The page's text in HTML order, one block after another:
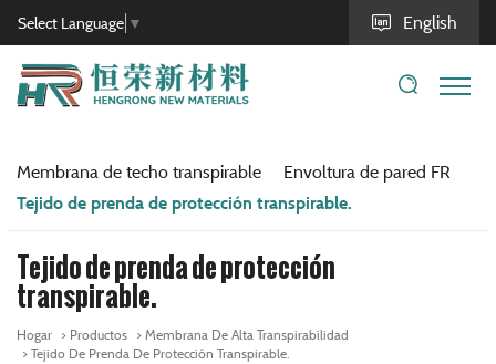
Select Language ▼ English
Membrana de techo transpirable
Envoltura de pared FR
Tejido de prenda de protección transpirable.
Tejido de prenda de protección
transpirable.
Hogar Productos
Membrana De Alta Transpirabilidad
Tejido De Prenda De Protección Transpirable.